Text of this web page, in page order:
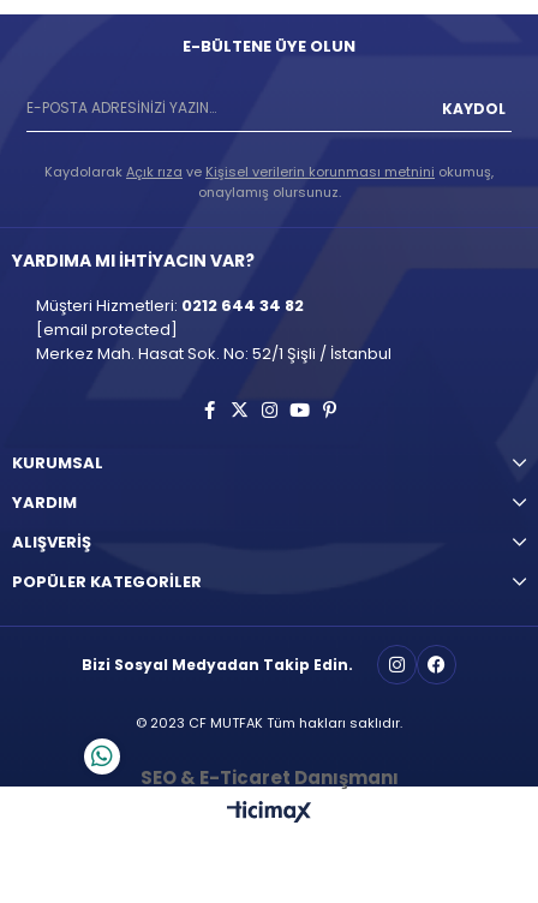
E-BÜLTENE ÜYE OLUN
KAYDOL
KaydolarakAçık rıza ve Kişisel verilerin korunması metnini okumuş,
onaylamış olursunuz.
YARDIMA MI İHTİYACIN VAR?
Müşteri Hizmetleri: 0212 644 34 82
[email protected]
Merkez Mah. Hasat Sok. No: 52/1 Şişli / İstanbul
KURUMSAL
YARDIM
ALIŞVERİŞ
POPÜLER KATEGORİLER
Bizi Sosyal Medyadan Takip Edin.
© 2023 CF MUTFAK Tüm hakları saklıdır.
SEO & E-Ticaret Danışmanı